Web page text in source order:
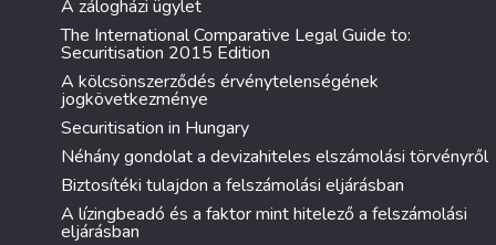
A zálogházi ügylet
The International Comparative Legal Guide to:
Securitisation 2015 Edition
A kölcsönszerződés érvénytelenségének
jogkövetkezménye
Securitisation in Hungary
Néhány gondolat a devizahiteles elszámolási törvényről
Biztosítéki tulajdon a felszámolási eljárásban
A lízingbeadó és a faktor mint hitelező a felszámolási
eljárásban